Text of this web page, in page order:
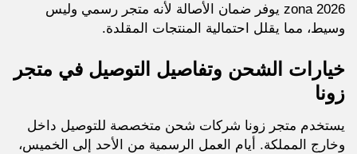
zona 2026 يوفر ضمان الأصالة لأنه متجر رسمي وليس
وسيط، مما يقلل احتمالية المنتجات المقلدة.
خيارات الشحن وتفاصيل التوصيل في متجر
زونا
يستخدم متجر زونا شركات شحن متخصصة للتوصيل داخل
وخارج المملكة. أيام العمل الرسمية من الأحد إلى الخميس،